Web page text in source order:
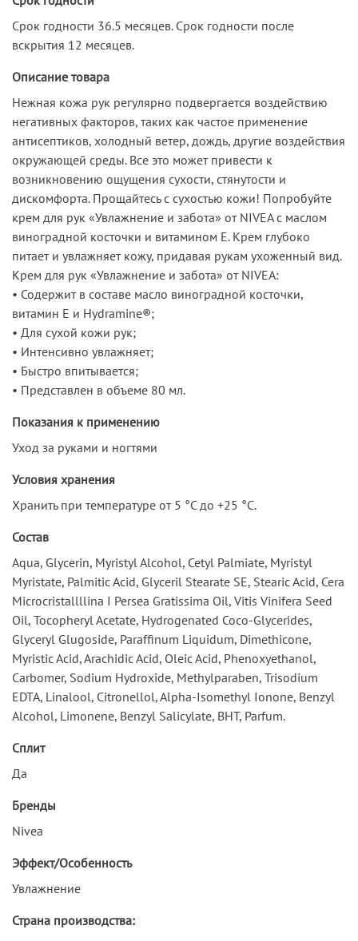
Срок годности 36.5 месяцев. Срок годности после
вскрытия 12 месяцев.
Описание товара
Нежная кожа рук регулярно подвергается воздействию
негативных факторов, таких как частое применение
антисептиков, холодный ветер, дождь, другие воздействия
окружающей среды. Все это может привести к
возникновению ощущения сухости, стянутости и
дискомфорта. Прощайтесь с сухостью кожи! Попробуйте
крем для рук «Увлажнение и забота» от NIVEA с маслом
виноградной косточки и витамином Е. Крем глубоко
питает и увлажняет кожу, придавая рукам ухоженный вид.
Крем для рук «Увлажнение и забота» от NIVEA:
• Содержит в составе масло виноградной косточки,
витамин Е и Hydramine®;
• Для сухой кожи рук;
• Интенсивно увлажняет;
• Быстро впитывается;
• Представлен в объеме 80 мл.
Показания к применению
Уход за руками и ногтями
Условия хранения
Хранить при температуре от 5 °С до +25 °С.
Состав
Aqua, Glycerin, Myristyl Alcohol, Cetyl Palmiate, Myristyl
Myristate, Palmitic Acid, Glyceril Stearate SE, Stearic Acid, Cera
Microcristallllina I Persea Gratissima Oil, Vitis Vinifera Seed
Oil, Tocopheryl Acetate, Hydrogenated Coco-Glycerides,
Glyceryl Glugoside, Paraffinum Liquidum, Dimethicone,
Myristic Acid, Arachidic Acid, Oleic Acid, Phenoxyethanol,
Carbomer, Sodium Hydroxide, Methylparaben, Trisodium
EDTA, Linalool, Citronellol, Alpha-Isomethyl Ionone, Benzyl
Alcohol, Limonene, Benzyl Salicylate, BHT, Parfum.
Сплит
Да
Бренды
Nivea
Эффект/Особенность
Увлажнение
Страна производства: